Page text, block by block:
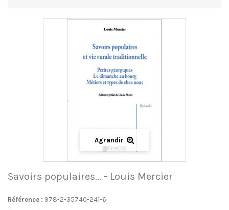
Agrandir
Savoirs populaires... - Louis Mercier
Référence : 978-2-35740-241-6